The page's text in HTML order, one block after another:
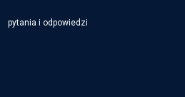
pytania i odpowiedzi